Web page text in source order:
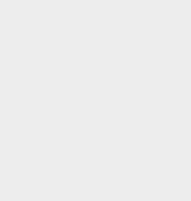
le voyage ; pour ne citer que les
Trèves, Saarburg, Sierck, etc.
la vie mosellane (Ehnen, Bech-
appelée « Babylonia Jugenhaus » qui
entre 12 et 25 ans
BMX, Parcours) actuellement